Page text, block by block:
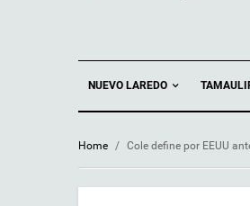
NUEVO LAREDO
Home / Cole define por EEUU